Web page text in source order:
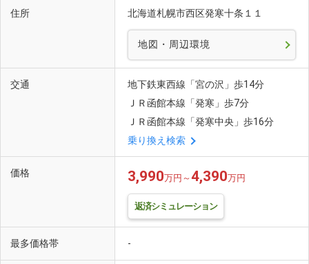
住所 北海道札幌市西区発寒十条１１
地図・周辺環境
交通
地下鉄東西線「宮の沢」歩14分
ＪＲ函館本線「発寒」歩7分
ＪＲ函館本線「発寒中央」歩16分
乗り換え検索
価格 3,990万円～ 4,390万円
返済シミュレーション
最多価格帯 -